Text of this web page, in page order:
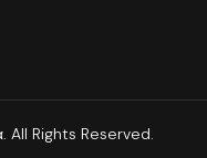
All Rights Reserved.